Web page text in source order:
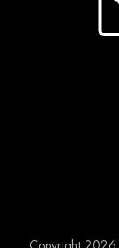
Copyright 2026